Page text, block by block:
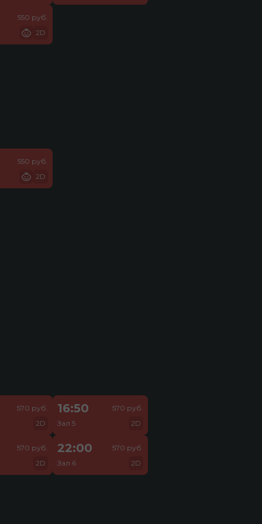
550 руб.
2D
550 руб.
2D
570 руб.
2D
16:50
Зал 5
570 руб.
2D
570 руб.
2D
22:00
Зал 6
570 руб.
2D